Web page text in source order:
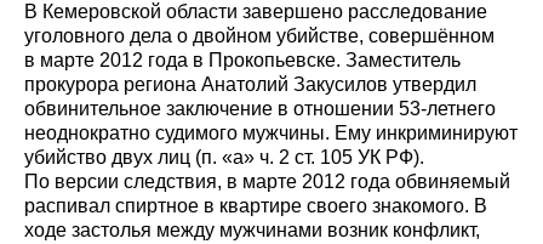
В Кемеровской области завершено расследование
уголовного дела о двойном убийстве, совершённом
в марте 2012 года в Прокопьевске. Заместитель
прокурора региона Анатолий Закусилов утвердил
обвинительное заключение в отношении 53-летнего
неоднократно судимого мужчины. Ему инкриминируют
убийство двух лиц (п. «а» ч. 2 ст. 105 УК РФ).
По версии следствия, в марте 2012 года обвиняемый
распивал спиртное в квартире своего знакомого. В
ходе застолья между мужчинами возник конфликт,